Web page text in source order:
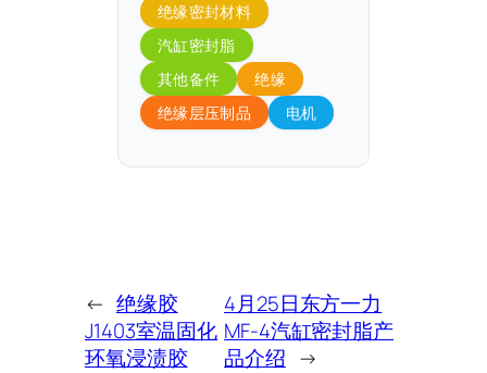
绝缘密封材料
汽缸密封脂
其他备件
绝缘
绝缘层压制品
电机
← 绝缘胶
J1403室温固化
环氧浸渍胶
4月25日东方一力
MF-4汽缸密封脂产
品介绍 →